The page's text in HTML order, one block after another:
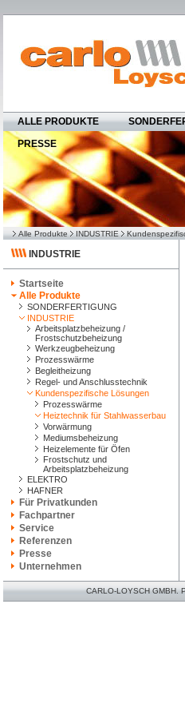
ALLE PRODUKTE
PRESSE
Alle Produkte INDUSTRIE
INDUSTRIE
Startseite
Alle Produkte
SONDERFERTIGUNG
INDUSTRIE
Arbeitsplatzbeheizung /
Frostschutzbeheizung
Werkzeugbeheizung
Prozesswärme
Begleitheizung
Regel- und Anschlusstechnik
Kundenspezifische Lösungen
Prozesswärme
Heiztechnik für Stahlwasserbau
Vorwärmung
Mediumsbeheizung
Heizelemente für Öfen
Frostschutz und
Arbeitsplatzbeheizung
ELEKTRO
HAFNER
Für Privatkunden
Fachpartner
Service
Referenzen
Presse
Unternehmen
CARLO-LOYSCH GMBH.